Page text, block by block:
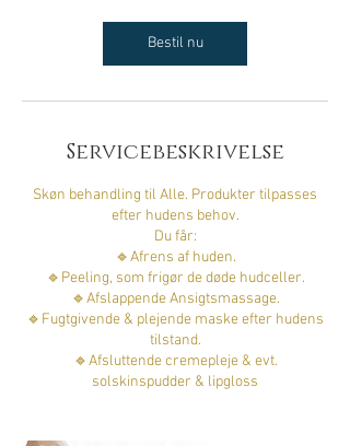
Bestil nu
Servicebeskrivelse
Skøn behandling til Alle. Produkter tilpasses
efter hudens behov.
Du får:
🔹Afrens af huden.
🔹Peeling, som frigør de døde hudceller.
🔹Afslappende Ansigtsmassage.
🔹Fugtgivende & plejende maske efter hudens
tilstand.
🔹Afsluttende cremepleje & evt.
solskinspudder & lipgloss